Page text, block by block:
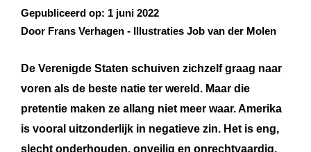
Gepubliceerd op: 1 juni 2022
Door Frans Verhagen - Illustraties Job van der Molen
De Verenigde Staten schuiven zichzelf graag naar
voren als de beste natie ter wereld. Maar die
pretentie maken ze allang niet meer waar. Amerika
is vooral uitzonderlijk in negatieve zin. Het is eng,
slecht onderhouden, onveilig en onrechtvaardig.